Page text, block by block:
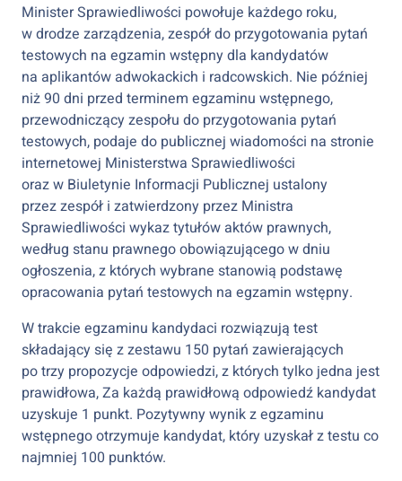
Minister Sprawiedliwości powołuje każdego roku,
w drodze zarządzenia, zespół do przygotowania pytań
testowych na egzamin wstępny dla kandydatów
na aplikantów adwokackich i radcowskich. Nie później
niż 90 dni przed terminem egzaminu wstępnego,
przewodniczący zespołu do przygotowania pytań
testowych, podaje do publicznej wiadomości na stronie
internetowej Ministerstwa Sprawiedliwości
oraz w Biuletynie Informacji Publicznej ustalony
przez zespół i zatwierdzony przez Ministra
Sprawiedliwości wykaz tytułów aktów prawnych,
według stanu prawnego obowiązującego w dniu
ogłoszenia, z których wybrane stanowią podstawę
opracowania pytań testowych na egzamin wstępny.
W trakcie egzaminu kandydaci rozwiązują test
składający się z zestawu 150 pytań zawierających
po trzy propozycje odpowiedzi, z których tylko jedna jest
prawidłowa, Za każdą prawidłową odpowiedź kandydat
uzyskuje 1 punkt. Pozytywny wynik z egzaminu
wstępnego otrzymuje kandydat, który uzyskał z testu co
najmniej 100 punktów.